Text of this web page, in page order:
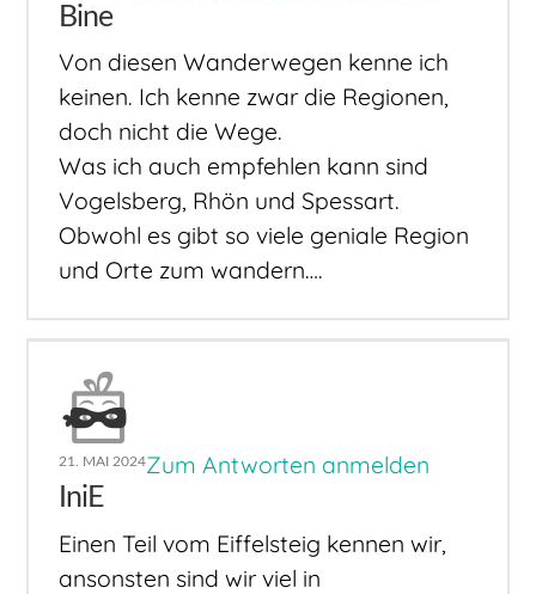
Bine
Von diesen Wanderwegen kenne ich
keinen. Ich kenne zwar die Regionen,
doch nicht die Wege.
Was ich auch empfehlen kann sind
Vogelsberg, Rhön und Spessart.
Obwohl es gibt so viele geniale Region
und Orte zum wandern….
21. MAI 2024Zum Antworten anmelden
IniE
Einen Teil vom Eiffelsteig kennen wir,
ansonsten sind wir viel in